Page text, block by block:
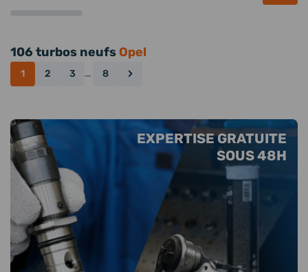
EXPERTISE GRATUITE
SOUS 48H
106 turbos neufs Opel
1 2 3 … 8 ›